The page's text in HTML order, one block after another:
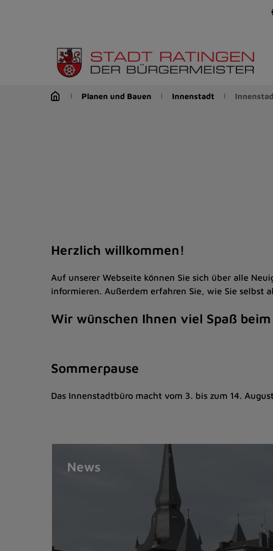
Seitenanfang
(Schnelltaste
Planen und Bauen Innenstadt
Herzlich willkommen!
Auf unserer Webseite können Sie sich über alle
informieren. Außerdem erfahren Sie, wie Sie selbst
Wir wünschen Ihnen viel Spaß
Sommerpause
Das Innenstadtbüro macht vom 3. bis zum 14.
News